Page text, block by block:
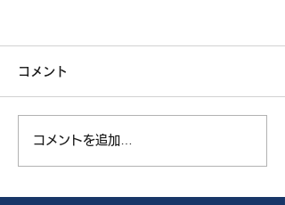
コメント
コメントを追加…